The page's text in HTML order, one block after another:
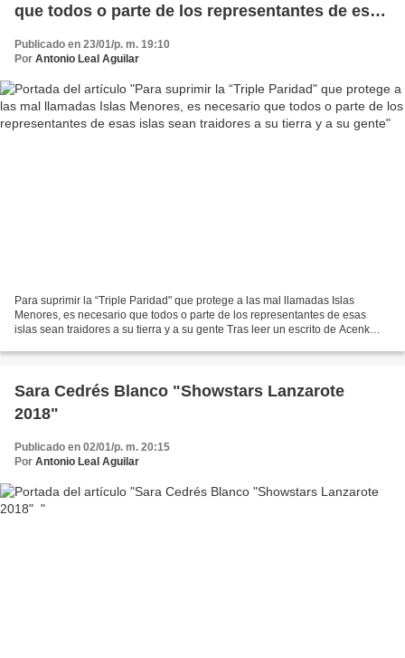
que todos o parte de los representantes de esas
Publicado en 23/01/p. m. 19:10
Por Antonio Leal Aguilar
Para suprimir la “Triple Paridad" que protege a las mal llamadas Islas
Menores, es necesario que todos o parte de los representantes de esas
islas sean traidores a su tierra y a su gente Tras leer un escrito de Acenk
Sara Cedrés Blanco "Showstars Lanzarote
2018"
Publicado en 02/01/p. m. 20:15
Por Antonio Leal Aguilar